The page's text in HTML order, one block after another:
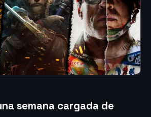
semana cargada de